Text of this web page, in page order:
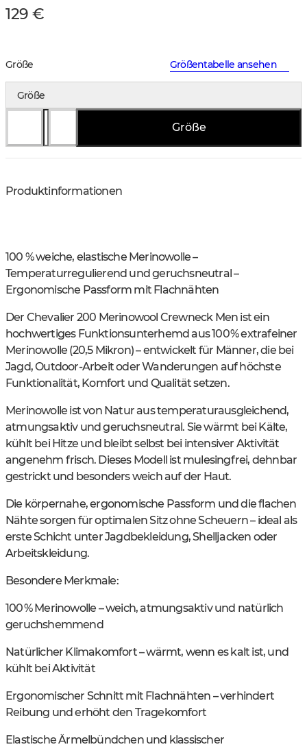
129 €
Größe Größentabelle ansehen
Größe
Größe
Produktinformationen
100 % weiche, elastische Merinowolle –
Temperaturregulierend und geruchsneutral –
Ergonomische Passform mit Flachnähten
Der Chevalier 200 Merinowool Crewneck Men ist ein
hochwertiges Funktionsunterhemd aus 100 % extrafeiner
Merinowolle (20,5 Mikron) – entwickelt für Männer, die bei
Jagd, Outdoor-Arbeit oder Wanderungen auf höchste
Funktionalität, Komfort und Qualität setzen.
Merinowolle ist von Natur aus temperaturausgleichend,
atmungsaktiv und geruchsneutral. Sie wärmt bei Kälte,
kühlt bei Hitze und bleibt selbst bei intensiver Aktivität
angenehm frisch. Dieses Modell ist mulesingfrei, dehnbar
gestrickt und besonders weich auf der Haut.
Die körpernahe, ergonomische Passform und die flachen
Nähte sorgen für optimalen Sitz ohne Scheuern – ideal als
erste Schicht unter Jagdbekleidung, Shelljacken oder
Arbeitskleidung.
Besondere Merkmale:
100 % Merinowolle – weich, atmungsaktiv und natürlich
geruchshemmend
Natürlicher Klimakomfort – wärmt, wenn es kalt ist, und
kühlt bei Aktivität
Ergonomischer Schnitt mit Flachnähten – verhindert
Reibung und erhöht den Tragekomfort
Elastische Ärmelbündchen und klassischer